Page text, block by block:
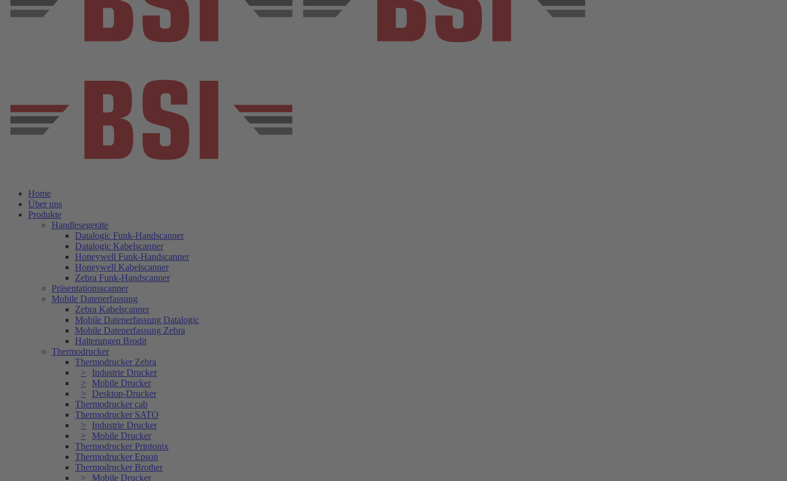
Home
Über uns
Produkte
Handlesegeräte
Datalogic Funk-Handscanner
Datalogic Kabelscanner
Honeywell Funk-Handscanner
Honeywell Kabelscanner
Zebra Funk-Handscanner
Präsentationsscanner
Mobile Datenerfassung
Zebra Kabelscanner
Mobile Datenerfassung Datalogic
Mobile Datenerfassung Zebra
Halterungen Brodit
Thermodrucker
Thermodrucker Zebra
Industrie Drucker
Mobile Drucker
Desktop-Drucker
Thermodrucker cab
Thermodrucker SATO
Industrie Drucker
Mobile Drucker
Thermodrucker Printonix
Thermodrucker Epson
Thermodrucker Brother
Mobile Drucker